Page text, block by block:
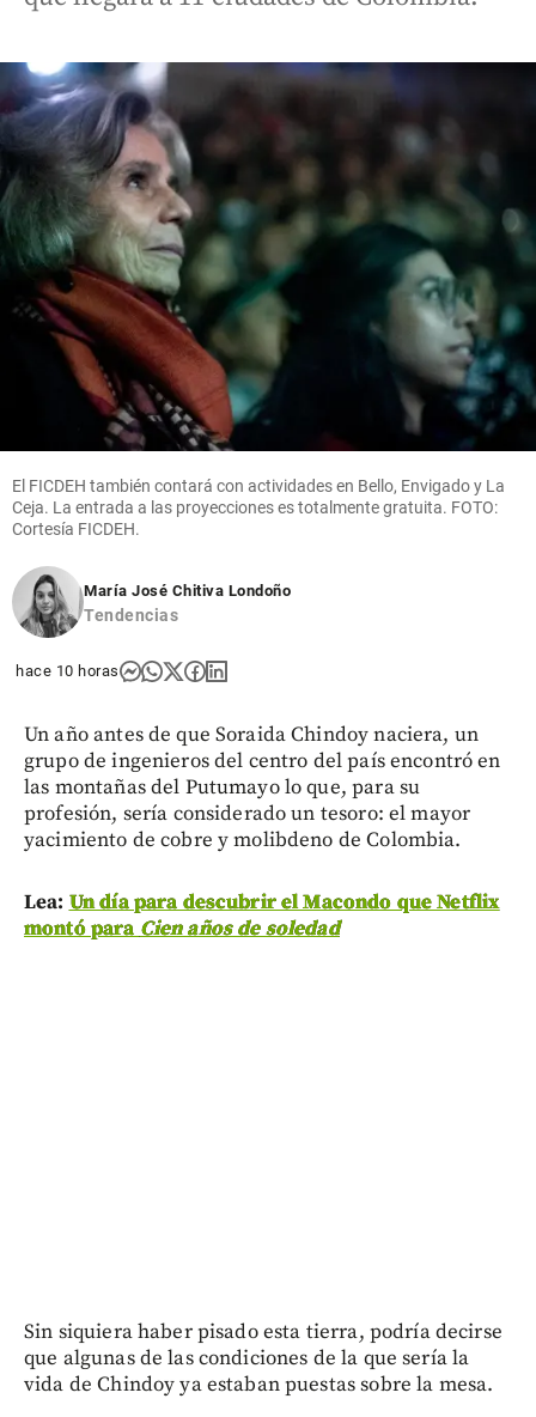
El FICDEH también contará con actividades en Bello, Envigado y La
Ceja. La entrada a las proyecciones es totalmente gratuita. FOTO:
Cortesía FICDEH.
María José Chitiva Londoño
Tendencias
hace 10 horas
Un año antes de que Soraida Chindoy naciera, un
grupo de ingenieros del centro del país encontró en
las montañas del Putumayo lo que, para su
profesión, sería considerado un tesoro: el mayor
yacimiento de cobre y molibdeno de Colombia.
Lea: Un día para descubrir el Macondo que Netflix
montó para Cien años de soledad
Sin siquiera haber pisado esta tierra, podría decirse
que algunas de las condiciones de la que sería la
vida de Chindoy ya estaban puestas sobre la mesa.